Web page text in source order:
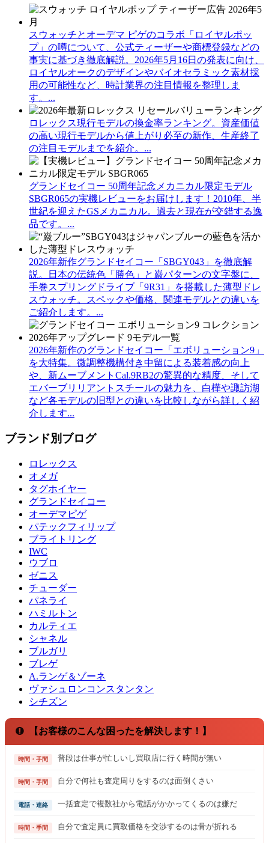
スウォッチとオーデマ ピゲのコラボ「ロイヤルポッ
プ」の噂について、公式ティーザーや商標登録などの
事実に基づき徹底解説。2026年5月16日の発表に向け、
ロイヤルオークのデザインやバイオセラミック素材採
用の可能性など、時計業界の注目情報を整理しま
す。...
ロレックス現行モデルの換金率ランキング。資産価値
の高い現行モデルから値上がり必至の新作、生産終了
の注目モデルまでを紹介。...
グランドセイコー 50周年記念メカニカル限定モデル
SBGR065の実機レビューをお届けします！2010年、半
世紀を迎えたGSメカニカル。過去と現在が交錯する逸
品です。...
2026年新作グランドセイコー「SBGY043」を徹底解
説。日本の伝統色「勝色」と巌パターンの文字盤に、
手巻スプリングドライブ「9R31」を搭載した薄型ドレ
スウォッチ。スペックや価格、関連モデルとの違いを
ご紹介します。...
2026年新作のグランドセイコー「エボリューション9」
を大特集。微調整機構付き中留による装着感の向上
や、新ムーブメントCal.9RB2の驚異的な精度、そして
エバーブリリアントスチールの魅力を、白樺や諏訪湖
など各モデルの旧型との違いを比較しながら詳しく紹
介します...
ブランド別ブログ
ロレックス
オメガ
タグホイヤー
グランドセイコー
オーデマピゲ
パテックフィリップ
ブライトリング
IWC
ウブロ
ゼニス
チューダー
パネライ
ハミルトン
カルティエ
シャネル
ブルガリ
ブレゲ
A.ランゲ＆ゾーネ
ヴァシュロンコンスタンタン
シチズン
【お客様のこんな困ったを解決します！】
時間・手間 普段は仕事が忙しいし買取店に行く時間が無い
時間・手間 自分で何社も査定周りをするのは面倒くさい
電話・連絡 一括査定で複数社から電話がかかってくるのは嫌だ
時間・手間 自分で査定員に買取価格を交渉するのは骨が折れる